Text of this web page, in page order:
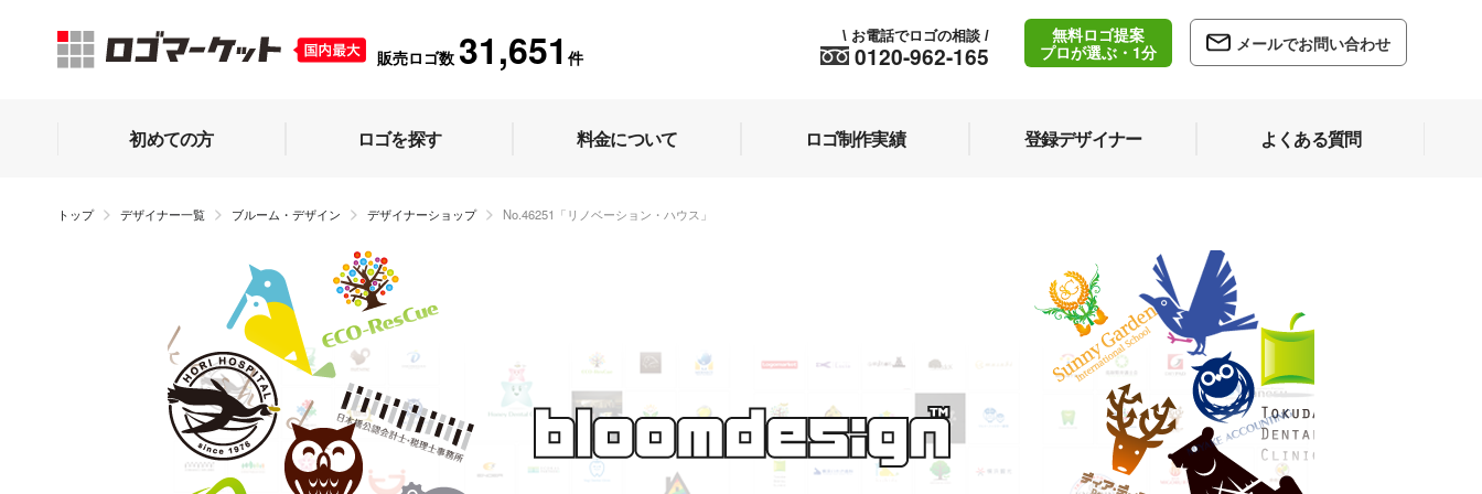
販売ロゴ数 31,651 件 0120-962-165
\ お電話でロゴの相談 /
無料ロゴ提案
プロが選ぶ・1分
メールでお問い合わせ
初めての方 ロゴを探す 料金について ロゴ制作実績 登録デザイナー よくある質問
トップ デザイナー一覧 ブルーム・デザイン デザイナーショップ No.46251「リノベーション・ハウス」